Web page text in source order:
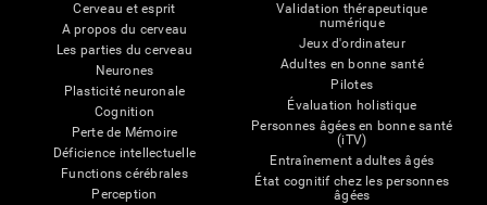
Cerveau et esprit
A propos du cerveau
Les parties du cerveau
Neurones
Plasticité neuronale
Cognition
Perte de Mémoire
Déficience intellectuelle
Functions cérébrales
Perception
Validation thérapeutique
numérique
Jeux d'ordinateur
Adultes en bonne santé
Pilotes
Évaluation holistique
Personnes âgées en bonne santé
(iTV)
Entraînement adultes âgés
État cognitif chez les personnes
âgées